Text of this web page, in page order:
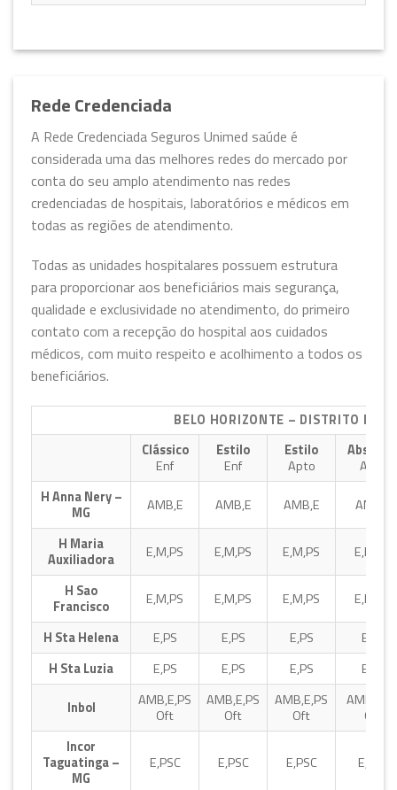
Rede Credenciada
A Rede Credenciada Seguros Unimed saúde é
considerada uma das melhores redes do mercado por
conta do seu amplo atendimento nas redes
credenciadas de hospitais, laboratórios e médicos em
todas as regiões de atendimento.
Todas as unidades hospitalares possuem estrutura
para proporcionar aos beneficiários mais segurança,
qualidade e exclusividade no atendimento, do primeiro
contato com a recepção do hospital aos cuidados
médicos, com muito respeito e acolhimento a todos os
beneficiários.
BELO HORIZONTE – DISTRITO
Clássico
Enf
Estilo
Enf
Estilo
Apto
Apto
H Anna Nery –
MG
AMB,E AMB,E AMB,E
AMB,E
H Maria
Auxiliadora
E,M,PS E,M,PS E,M,PS
E,M,PS
H Sao
Francisco
E,M,PS E,M,PS E,M,PS
E,M,PS
H Sta Helena
E,PS E,PS E,PS
E,PS
H Sta Luzia
E,PS E,PS E,PS
E,PS
Inbol
AMB,E,PS
Oft
AMB,E,PS
Oft
AMB,E,PS
Oft
Oft
Incor
Taguatinga –
MG
E,PSC E,PSC E,PSC E,PSC